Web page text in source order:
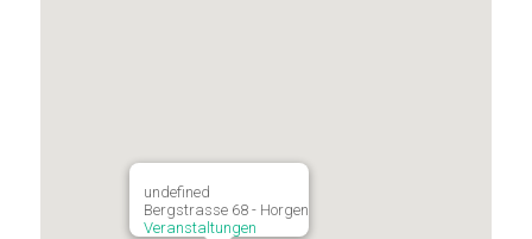
undefined
Bergstrasse 68 - Horgen
Veranstaltungen